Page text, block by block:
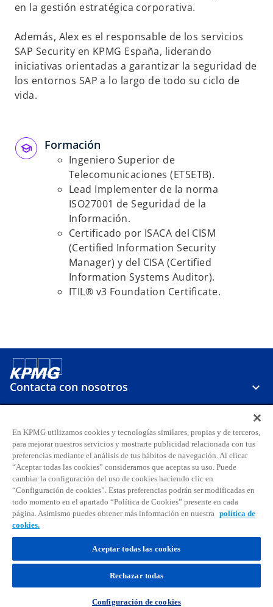
en la gestión estratégica corporativa.
Además, Alex es el responsable de los servicios
SAP Security en KPMG España, liderando
iniciativas orientadas a garantizar la seguridad de
los entornos SAP a lo largo de todo su ciclo de
vida.
Formación
Ingeniero Superior de
Telecomunicaciones (ETSETB).
Lead Implementer de la norma
ISO27001 de Seguridad de la
Información.
Certificado por ISACA del CISM
(Certified Information Security
Manager) y del CISA (Certified
Information Systems Auditor).
ITIL® v3 Foundation Certificate.
Contacta con nosotros
Sobre KPMG
Carreras
s
e
b
e
s
e
b
r
e
e
s
e
b
r
e
e
s
e
b
r
e
s
e
b
e
s
e
a
b
e
Aviso legal Privacidad Política de cookies
© 2026 KPMG, S.A., sociedad anónima española y firma miembro de la
organización global de KPMG de firmas miembro independientes
afiliadas a KPMG International Limited, sociedad inglesa limitada por
garantía. Todos los derechos reservados. Para más detalles sobre la
estructura de la organización global de KPMG, por favor
https://kpmg.com/governance.
En KPMG utilizamos cookies y tecnologías similares, propias y de terceros,
para mejorar nuestros servicios y mostrarte publicidad relacionada con tus
preferencias mediante el análisis de tus hábitos de navegación. Al clicar
“Aceptar todas las cookies” consideramos que aceptas su uso. Puede
cambiar la configuración del uso de cookies haciendo clic en
“Configuración de cookies”. Estas preferencias podrán ser modificadas en
todo momento en el apartado “Política de Cookies” presente en cada
página. Asimismo puedes obtener más información en nuestra política de
cookies.
Aceptar todas las cookies
Rechazar todas
Configuración de cookies